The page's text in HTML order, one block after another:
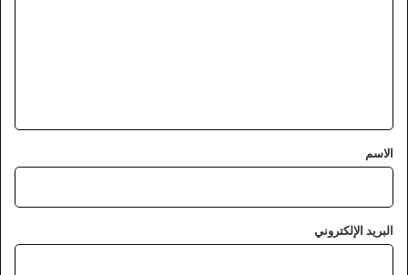
*
الاسم
البريد الإلكتروني